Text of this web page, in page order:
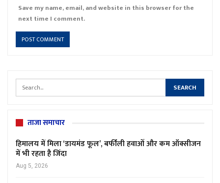
Save my name, email, and website in this browser for the
next time I comment.
ताजा समाचार
हिमालय में मिला ‘डायमंड फूल’, बर्फीली हवाओं और कम ऑक्सीजन
में भी रहता है जिंदा
Aug 5, 2026